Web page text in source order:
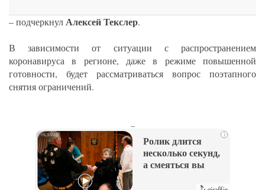
– подчеркнулАлексей Текслер.
В зависимости от ситуации с распространением
коронавируса в регионе, даже в режиме повышенной
готовности, будет рассматриваться вопрос поэтапного
снятия ограничений.
i
Ролик длится
несколько секунд,
а смеяться вы